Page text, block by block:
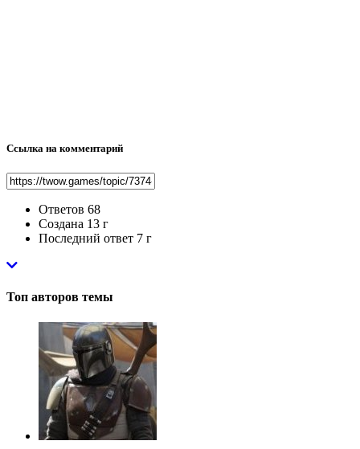
Ссылка на комментарий
Ответов 68
Создана 13 г
Последний ответ 7 г
Топ авторов темы